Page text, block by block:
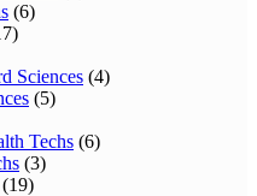
(6)
Sciences (4)
(5)
Techs (6)
(3)
(19)